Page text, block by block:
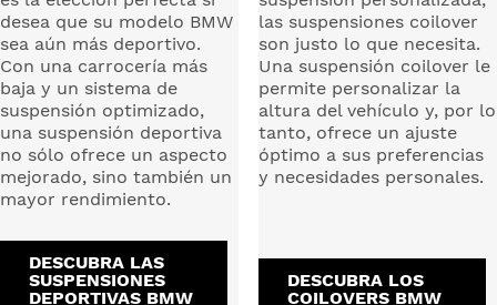
desea que su modelo BMW
sea aún más deportivo.
Con una carrocería más
baja y un sistema de
suspensión optimizado,
una suspensión deportiva
no sólo ofrece un aspecto
mejorado, sino también un
mayor rendimiento.
DESCUBRA LAS
SUSPENSIONES
DEPORTIVAS BMW
las suspensiones coilover
son justo lo que necesita.
Una suspensión coilover le
permite personalizar la
altura del vehículo y, por lo
tanto, ofrece un ajuste
óptimo a sus preferencias
y necesidades personales.
DESCUBRA LOS
COILOVERS BMW